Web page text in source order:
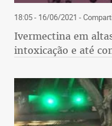
18:05 - 16/06/2021 -
Ivermectina em
intoxicação e até